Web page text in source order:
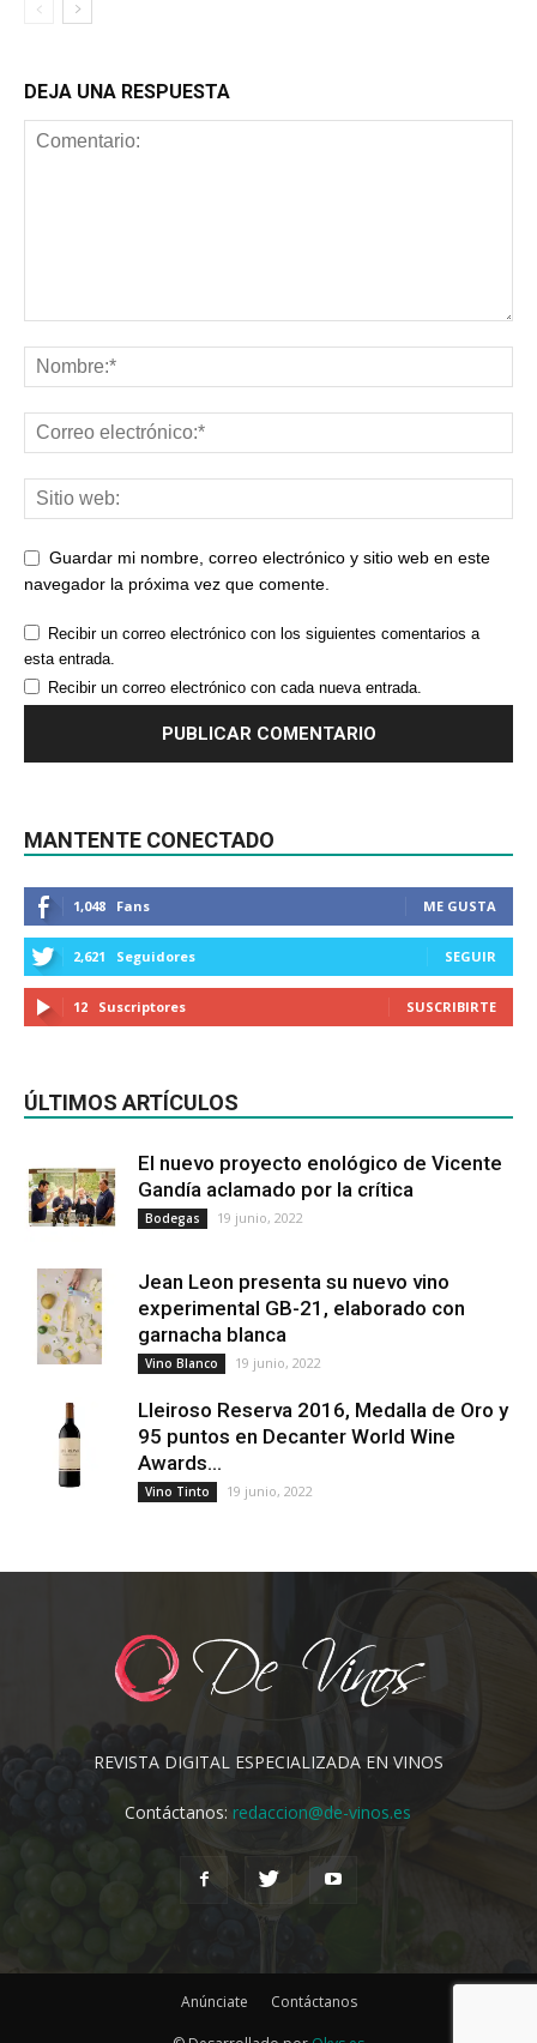
DEJA UNA RESPUESTA
Guardar mi nombre, correo electrónico y sitio web en este
navegador la próxima vez que comente.
Recibir un correo electrónico con los siguientes comentarios a
esta entrada.
Recibir un correo electrónico con cada nueva entrada.
MANTENTE CONECTADO
1,048 Fans ME GUSTA
2,621 Seguidores SEGUIR
12 Suscriptores SUSCRIBIRTE
ÚLTIMOS ARTÍCULOS
El nuevo proyecto enológico de Vicente
Gandía aclamado por la crítica
Bodegas 19 junio, 2022
Jean Leon presenta su nuevo vino
experimental GB-21, elaborado con
garnacha blanca
Vino Blanco 19 junio, 2022
Lleiroso Reserva 2016, Medalla de Oro y
95 puntos en Decanter World Wine
Awards...
Vino Tinto 19 junio, 2022
REVISTA DIGITAL ESPECIALIZADA EN VINOS
Contáctanos:redaccion@de-vinos.es
Anúnciate Contáctanos